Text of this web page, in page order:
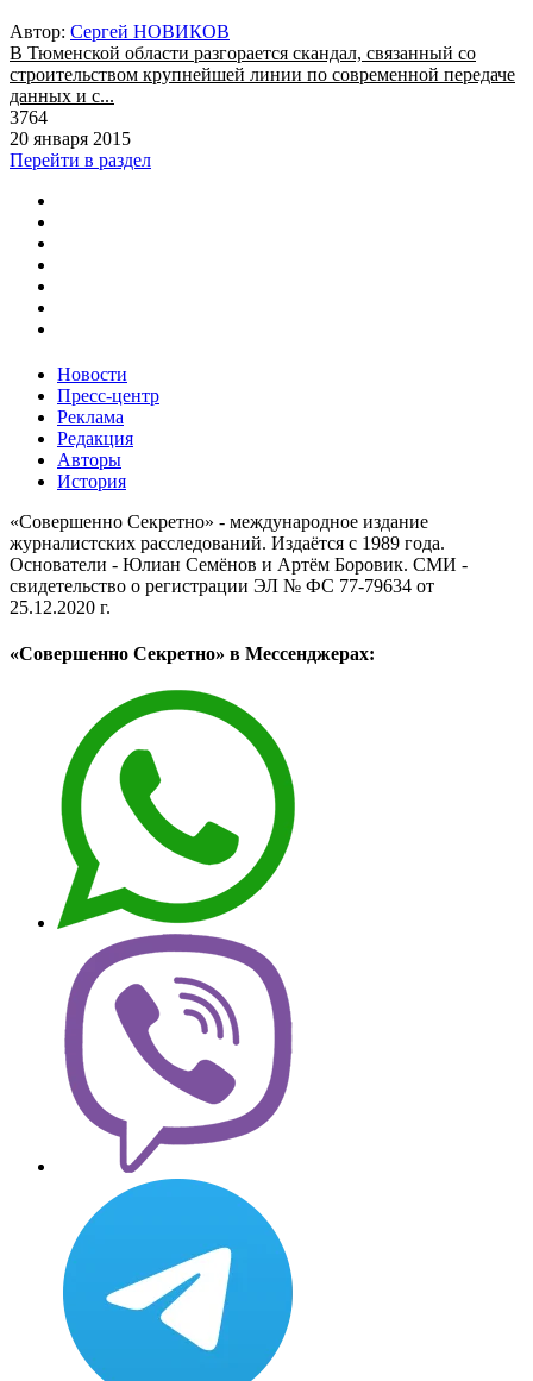
Автор: Сергей НОВИКОВ
В Тюменской области разгорается скандал, связанный со
строительством крупнейшей линии по современной передаче
данных и с...
3764
20 января 2015
Перейти в раздел
Новости
Пресс-центр
Реклама
Редакция
Авторы
История
«Совершенно Секретно» - международное издание
журналистских расследований. Издаётся с 1989 года.
Основатели - Юлиан Семёнов и Артём Боровик. CМИ -
свидетельство о регистрации ЭЛ № ФС 77-79634 от
25.12.2020 г.
«Совершенно Секретно» в Мессенджерах: